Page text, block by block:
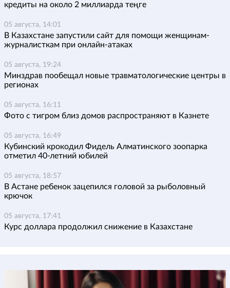
кредиты на около 2 миллиарда теңге
05 августа, 14:01
В Казахстане запустили сайт для помощи женщинам-
журналисткам при онлайн-атаках
05 августа, 19:24
Минздрав пообещал новые травматологические центры в
регионах
05 августа, 16:11
Фото с тигром близ домов распространяют в Казнете
05 августа, 16:49
Кубинский крокодил Фидель Алматинского зоопарка
отметил 40-летний юбилей
05 августа, 18:57
В Астане ребенок зацепился головой за рыболовный
крючок
05 августа, 17:41
Курс доллара продолжил снижение в Казахстане